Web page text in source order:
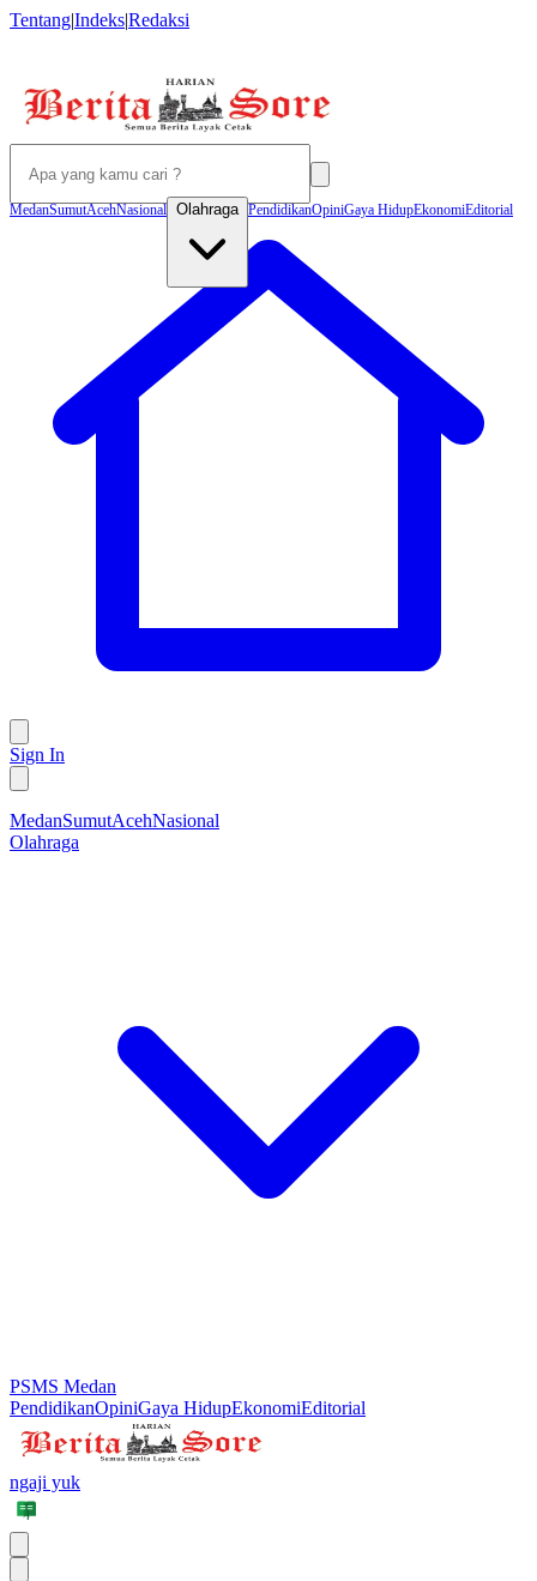
Tentang|Indeks|Redaksi
MedanSumutAcehNasional Olahraga PendidikanOpiniGaya HidupEkonomiEditorial
Sign In
MedanSumutAcehNasional
Olahraga
PSMS Medan
PendidikanOpiniGaya HidupEkonomiEditorial
ngaji yuk